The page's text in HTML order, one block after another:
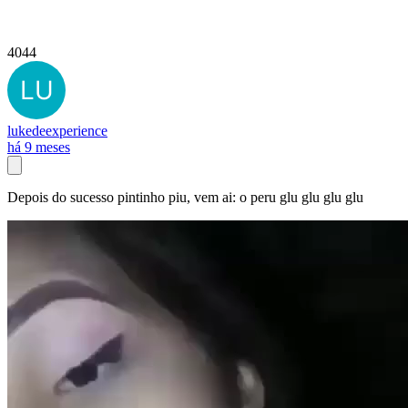
4044
lukedeexperience
há 9 meses
Depois do sucesso pintinho piu, vem ai: o peru glu glu glu glu